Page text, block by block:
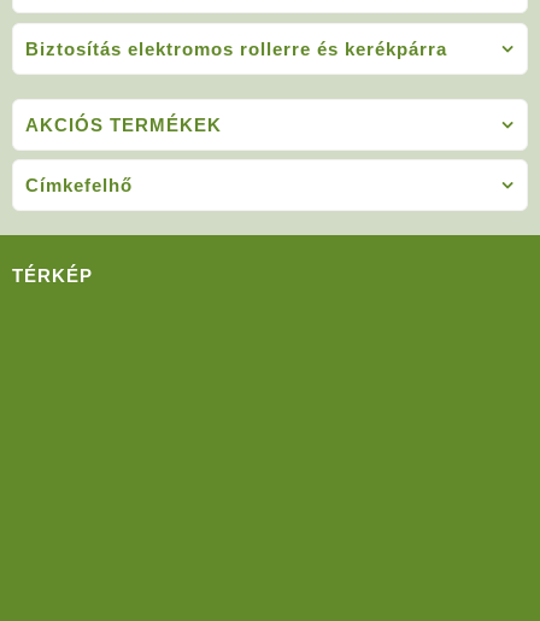
Biztosítás elektromos rollerre és kerékpárra
AKCIÓS TERMÉKEK
Címkefelhő
TÉRKÉP